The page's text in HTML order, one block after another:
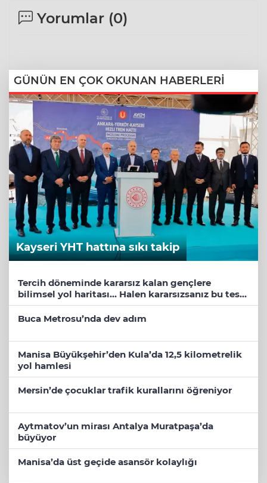
Yorumlar (0)
GÜNÜN EN ÇOK OKUNAN HABERLERİ
Kayseri YHT hattına sıkı takip
Tercih döneminde kararsız kalan gençlere
bilimsel yol haritası... Halen kararsızsanız bu testi
çözün!
Buca Metrosu’nda dev adım
Manisa Büyükşehir’den Kula’da 12,5 kilometrelik
yol hamlesi
Mersin’de çocuklar trafik kurallarını öğreniyor
Aytmatov’un mirası Antalya Muratpaşa’da
büyüyor
Manisa’da üst geçide asansör kolaylığı